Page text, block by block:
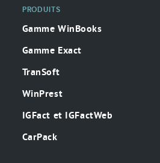
PRODUITS
Gamme WinBooks
Gamme Exact
TranSoft
WinPrest
IGFact et IGFactWeb
CarPack